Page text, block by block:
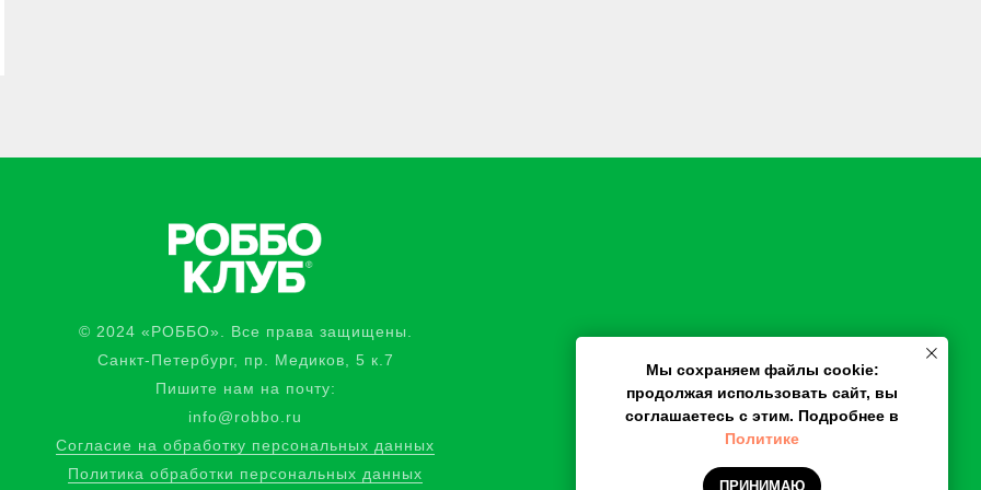
Мы cохраняем файлы cookie:
продолжая использовать сайт, вы
соглашаетесь с этим. Подробнее в
Политике
ПРИНИМАЮ
© 2024 «РОББО». Все права защищены.
Санкт-Петербург, пр. Медиков, 5 к.7
Пишите нам на почту:
info@robbo.ru
Согласие на обработку персональных данных
Политика обработки персональных данных